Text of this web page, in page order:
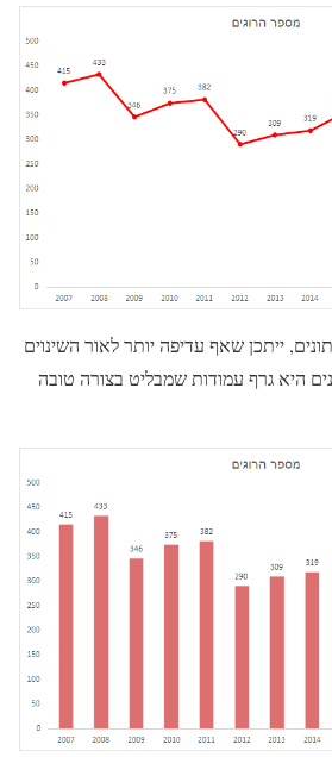
ייתכן שאף עדיפה יותר לאור השינוים
היא גרף עמודות שמבליט בצורה טובה